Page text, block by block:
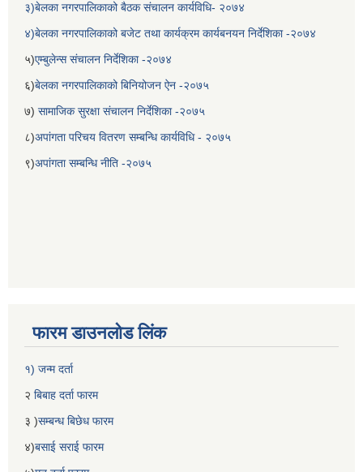
३)बेलका नगरपालिकाको बैठक संचालन कार्यविधि- २०७४
४)बेलका नगरपालिकाको बजेट तथा कार्यक्रम कार्यबनयन निर्देशिका -२०७४
५)एम्बुलेन्स संचालन निर्देशिका -२०७४
६)बेलका नगरपालिकाको बिनियोजन ऐन -२०७५
७) सामाजिक सुरक्षा संचालन निर्देशिका -२०७५
८)अपांगता परिचय वितरण सम्बन्धि कार्यविधि - २०७५
९)अपांगता सम्बन्धि नीति -२०७५
फारम डाउनलोड लिंक
१) जन्म दर्ता
२ बिबाह दर्ता फारम
३ )सम्बन्ध बिछेध फारम
४)बसाई सराई फारम